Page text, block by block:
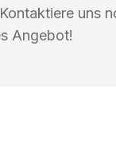
uns
Angebot!